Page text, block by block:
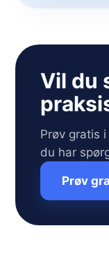
Vil du
Prøv gratis
du har
Prøv